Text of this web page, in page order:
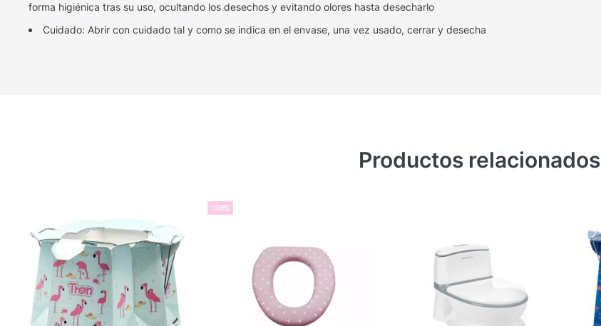
forma higiénica tras su uso, ocultando los desechos y evitando olores hasta desecharlo
Cuidado: Abrir con cuidado tal y como se indica en el envase, una vez usado, cerrar y desecha
Productos relacionados
-39%